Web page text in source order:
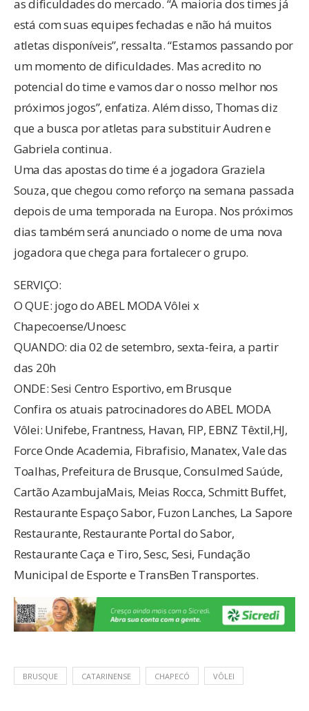
as dificuldades do mercado. “A maioria dos times já
está com suas equipes fechadas e não há muitos
atletas disponíveis”, ressalta. “Estamos passando por
um momento de dificuldades. Mas acredito no
potencial do time e vamos dar o nosso melhor nos
próximos jogos”, enfatiza. Além disso, Thomas diz
que a busca por atletas para substituir Audren e
Gabriela continua.
Uma das apostas do time é a jogadora Graziela
Souza, que chegou como reforço na semana passada
depois de uma temporada na Europa. Nos próximos
dias também será anunciado o nome de uma nova
jogadora que chega para fortalecer o grupo.
SERVIÇO:
O QUE: jogo do ABEL MODA Vôlei x
Chapecoense/Unoesc
QUANDO: dia 02 de setembro, sexta-feira, a partir
das 20h
ONDE: Sesi Centro Esportivo, em Brusque
Confira os atuais patrocinadores do ABEL MODA
Vôlei: Unifebe, Frantness, Havan, FIP, EBNZ Têxtil,HJ,
Force Onde Academia, Fibrafisio, Manatex, Vale das
Toalhas, Prefeitura de Brusque, Consulmed Saúde,
Cartão AzambujaMais, Meias Rocca, Schmitt Buffet,
Restaurante Espaço Sabor, Fuzon Lanches, La Sapore
Restaurante, Restaurante Portal do Sabor,
Restaurante Caça e Tiro, Sesc, Sesi, Fundação
Municipal de Esporte e TransBen Transportes.
BRUSQUE CATARINENSE CHAPECÓ VÔLEI